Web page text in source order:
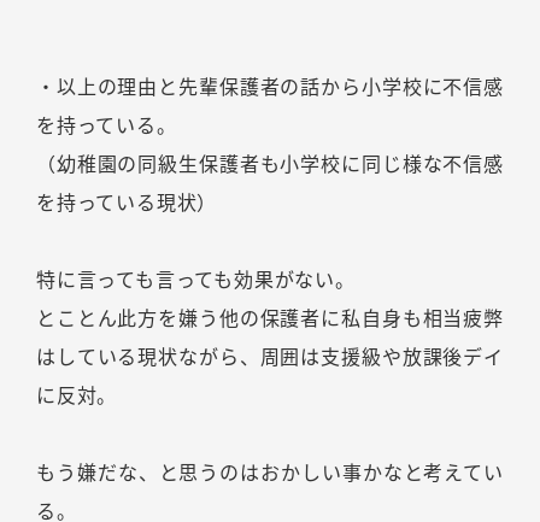
・以上の理由と先輩保護者の話から小学校に不信感
を持っている。
（幼稚園の同級生保護者も小学校に同じ様な不信感
を持っている現状）
特に言っても言っても効果がない。
とことん此方を嫌う他の保護者に私自身も相当疲弊
はしている現状ながら、周囲は支援級や放課後デイ
に反対。
もう嫌だな、と思うのはおかしい事かなと考えてい
る。